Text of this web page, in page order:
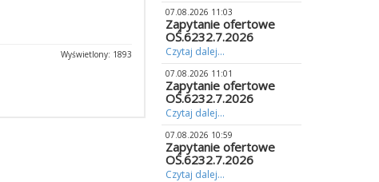
Wyświetlony: 1893
07.08.2026 11:03
Zapytanie ofertowe
OŚ.6232.7.2026
Czytaj dalej...
07.08.2026 11:01
Zapytanie ofertowe
OŚ.6232.7.2026
Czytaj dalej...
07.08.2026 10:59
Zapytanie ofertowe
OŚ.6232.7.2026
Czytaj dalej...